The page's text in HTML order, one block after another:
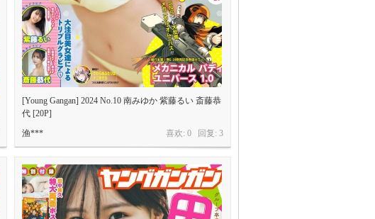
[Young Gangan] 2024 No.10 南みゆか 紫藤るい 斎藤恭
代 [20P]
喜欢: 0 回复: 3
渔***